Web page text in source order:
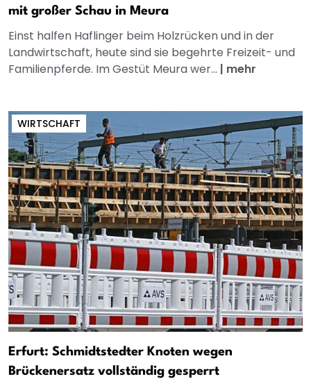
mit großer Schau in Meura
Einst halfen Haflinger beim Holzrücken und in der
Landwirtschaft, heute sind sie begehrte Freizeit- und
Familienpferde. Im Gestüt Meura wer... | mehr
WIRTSCHAFT
Erfurt: Schmidtstedter Knoten wegen
Brückenersatz vollständig gesperrt